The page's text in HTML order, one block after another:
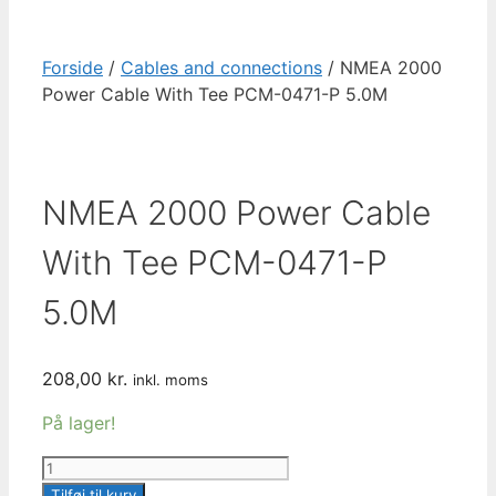
Forside / Cables and connections / NMEA 2000
Power Cable With Tee PCM-0471-P 5.0M
NMEA 2000 Power Cable
With Tee PCM-0471-P
5.0M
208,00 kr. inkl. moms
På lager!
NMEA